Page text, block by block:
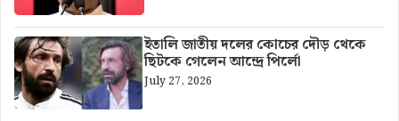
ইতালি জাতীয় দলের কোচের দৌড় থেকে
ছিটকে গেলেন আন্দ্রে পির্লো
July 27, 2026